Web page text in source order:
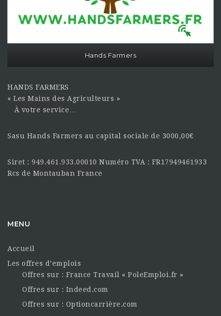
Hands Farmers
HANDS FARMERS
« Les Mains des Agriculteurs »
À votre service…
Sasu Hands Farmers au capital sociale de 3000,00€
Siret : 949.461.933.00010 Numéro TVA : FR17949461933
Rcs de Montauban France
MENU
Accueil
Les offres d’emplois
Offres sur : France Travail « PoleEmploi.fr »
Offres sur : Indeed.com
Offres sur : Optioncarrière.com